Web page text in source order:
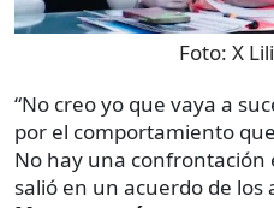
Foto: X
“No creo yo que vaya a
por el comportamiento
No hay una
salió en un acuerdo de